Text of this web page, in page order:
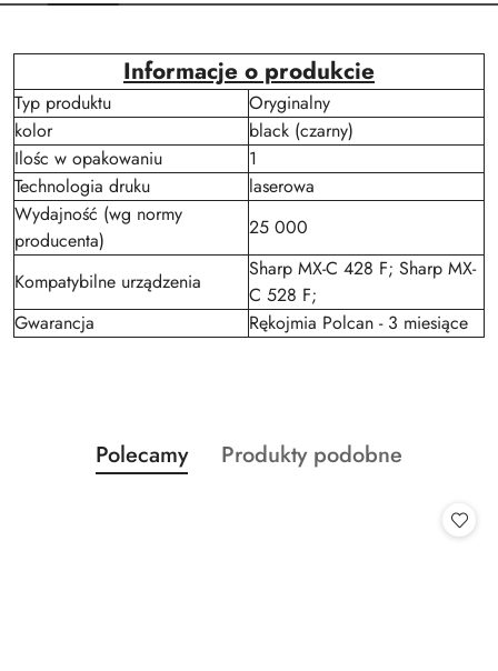
Informacje o produkcie
Typ produktu
Oryginalny
kolor
black (czarny)
Ilośc w opakowaniu
1
Technologia druku
laserowa
Wydajność (wg normy
producenta)
25 000
Kompatybilne urządzenia
Sharp MX-C 428 F; Sharp MX-
C 528 F;
Gwarancja
Rękojmia Polcan - 3 miesiące
Pomiń karuzelę produktów
Produkty
o
Polecamy
Produkty
Produkty podobne